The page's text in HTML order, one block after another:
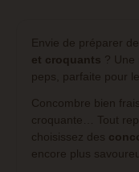
Envie de préparer
et croquants ?
peps, parfaite pour
Concombre bien
croquante… Tout
choisissez des
encore plus